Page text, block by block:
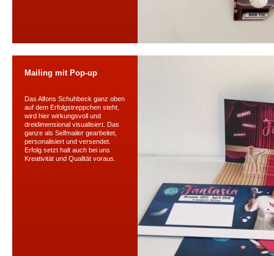
Mailing mit Pop-up
Das Alfons Schuhbeck ganz oben
auf dem Erfolgstreppchen steht,
wird hier wirkungsvoll und
dreidimensional visualisiert. Das
ganze als Selfmailer gearbeitet,
personalisiert und versendet.
Erfolg setzt halt auch bei uns
Kreativität und Qualität voraus.